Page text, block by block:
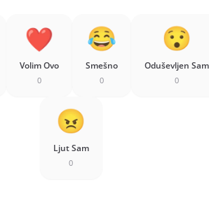
Volim Ovo
0
Smešno
0
Oduševljen Sam
0
Ljut Sam
0